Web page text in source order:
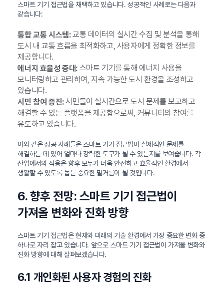
스마트 기기 접근법을 채택하고 있습니다. 성공적인 사례로는 다음과
같습니다:
통합 교통 시스템:교통 데이터의 실시간 수집 및 분석을 통해
도시 내 교통 흐름을 최적화하고, 사용자에게 정확한 정보를
제공합니다.
에너지 효율성 증대:스마트 기기를 통해 에너지 사용을
모니터링하고 관리하여, 지속 가능한 도시 환경을 조성하고
있습니다.
시민 참여 증진:시민들이 실시간으로 도시 문제를 보고하고
해결할 수 있는 플랫폼을 제공함으로써, 커뮤니티의 참여를
유도하고 있습니다.
이와 같은 성공 사례들은 스마트 기기 접근법이 실제적인 문제를
해결하는 데 있어 얼마나 강력한 도구가 될 수 있는지를 보여줍니다. 각
산업에서의 적용은 향후 모두가 더욱 안전하고 효율적인 환경에서
생활할 수 있도록 돕는 중요한 밑거름이 될 것입니다.
6. 향후 전망: 스마트 기기 접근법이
가져올 변화와 진화 방향
스마트 기기 접근법은 현재와 미래의 기술 환경에서 가장 중요한 변화 중
하나로 자리 잡고 있습니다. 앞으로 스마트 기기 접근법이 가져올 변화와
진화 방향에 대해 살펴보겠습니다.
6.1 개인화된 사용자 경험의 진화